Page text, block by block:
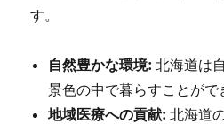
す。
自然豊かな環境: 北海道は
景色の中で暮らすことがで
地域医療への貢献: 北海道